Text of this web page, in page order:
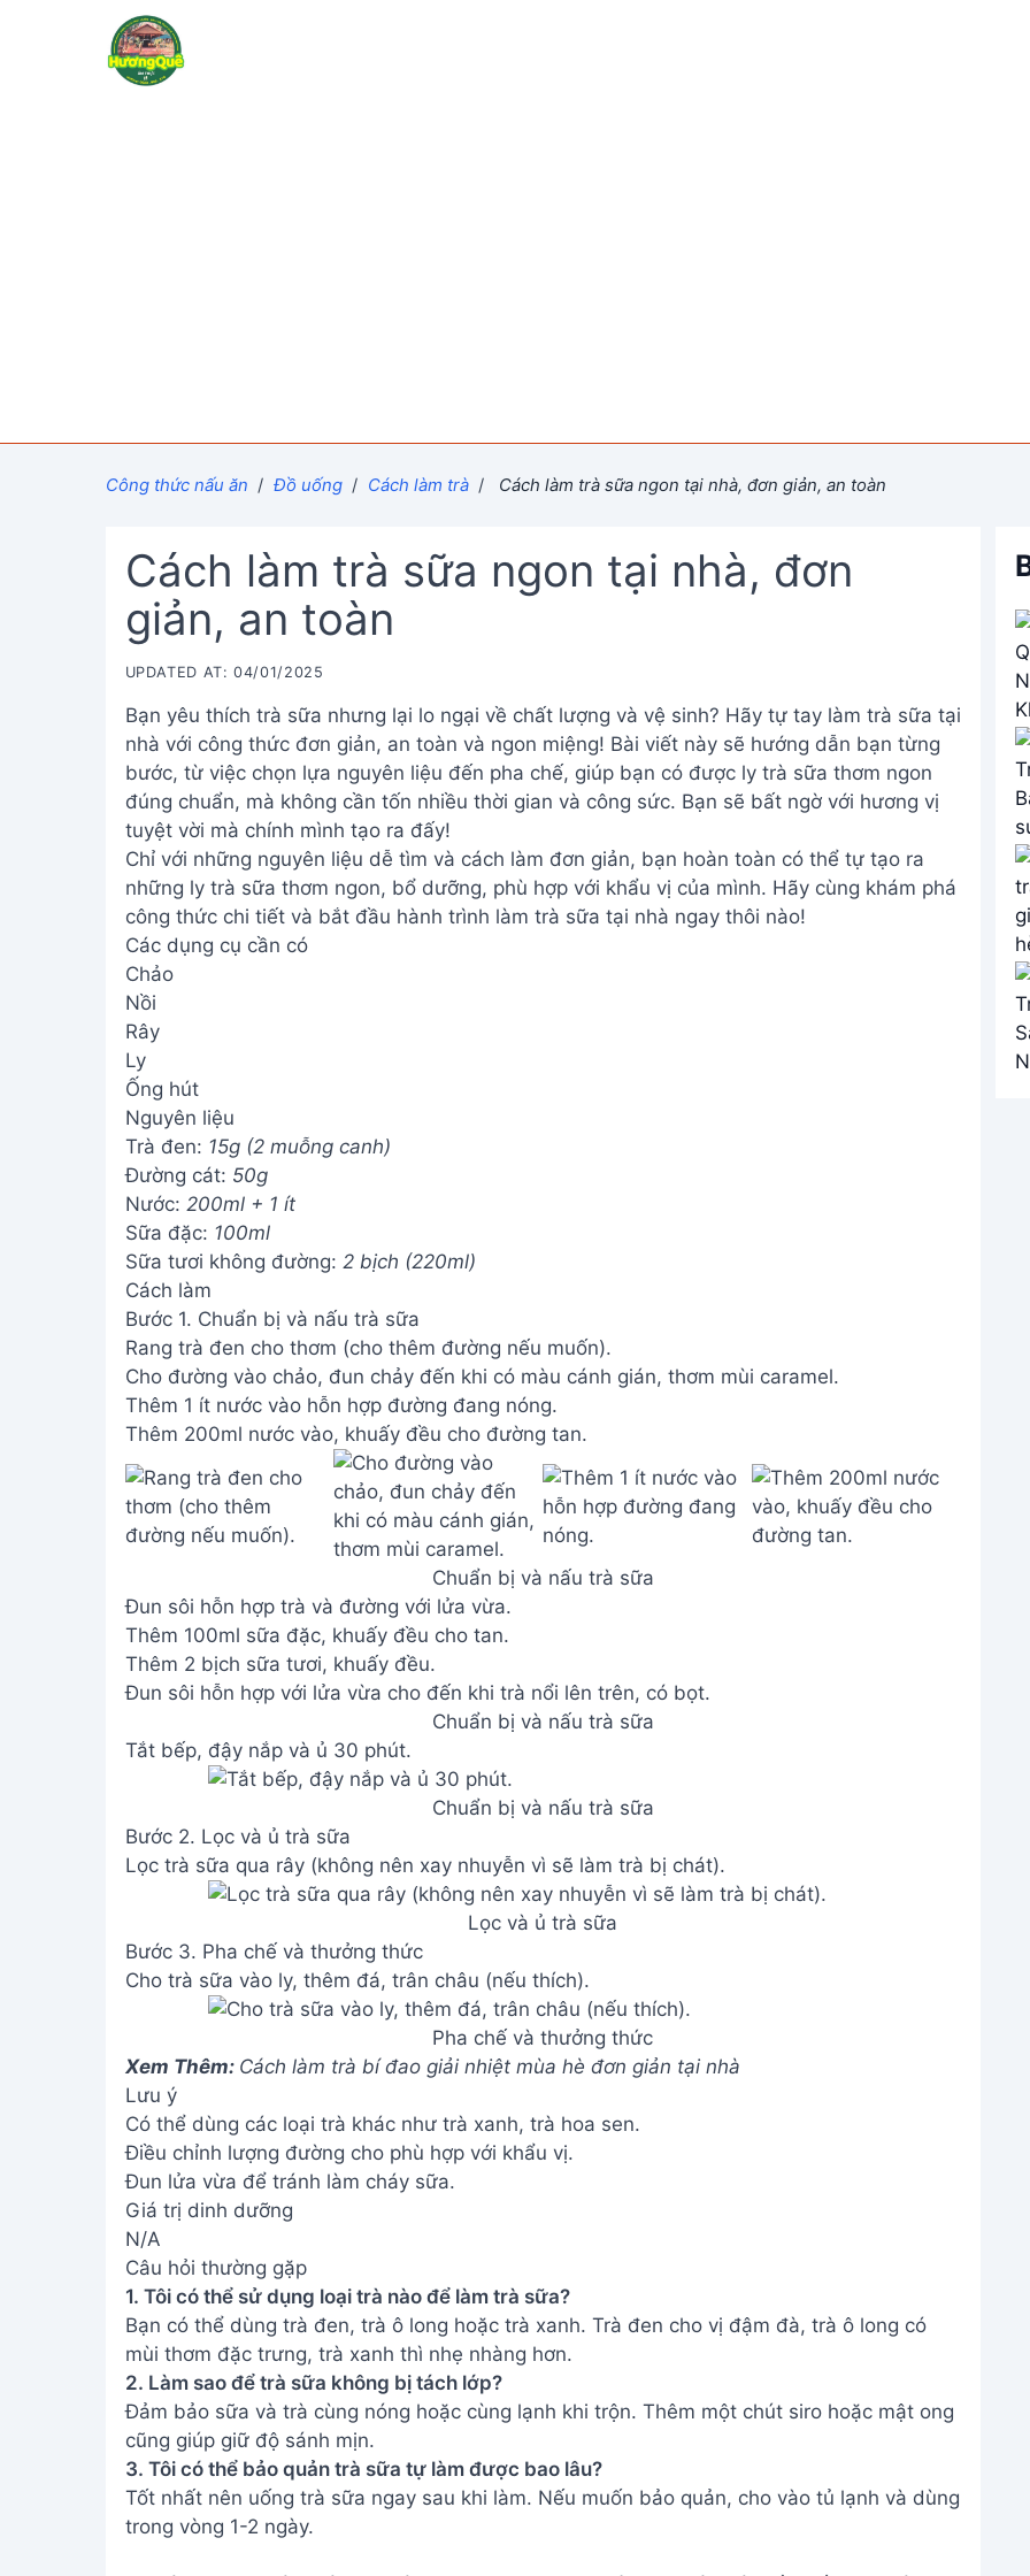
Công thức nấu ăn / Đồ uống / Cách làm trà / Cách làm trà sữa ngon tại nhà, đơn giản, an toàn
Cách làm trà sữa ngon tại nhà, đơn
giản, an toàn
UPDATED AT: 04/01/2025
Bạn yêu thích trà sữa nhưng lại lo ngại về chất lượng và vệ sinh? Hãy tự tay làm trà sữa tại
nhà với công thức đơn giản, an toàn và ngon miệng! Bài viết này sẽ hướng dẫn bạn từng
bước, từ việc chọn lựa nguyên liệu đến pha chế, giúp bạn có được ly trà sữa thơm ngon
đúng chuẩn, mà không cần tốn nhiều thời gian và công sức. Bạn sẽ bất ngờ với hương vị
tuyệt vời mà chính mình tạo ra đấy!
Chỉ với những nguyên liệu dễ tìm và cách làm đơn giản, bạn hoàn toàn có thể tự tạo ra
những ly trà sữa thơm ngon, bổ dưỡng, phù hợp với khẩu vị của mình. Hãy cùng khám phá
công thức chi tiết và bắt đầu hành trình làm trà sữa tại nhà ngay thôi nào!
Các dụng cụ cần có
Chảo
Nồi
Rây
Ly
Ống hút
Nguyên liệu
Trà đen: 15g (2 muỗng canh)
Đường cát: 50g
Nước: 200ml + 1 ít
Sữa đặc: 100ml
Sữa tươi không đường: 2 bịch (220ml)
Cách làm
Bước 1. Chuẩn bị và nấu trà sữa
Rang trà đen cho thơm (cho thêm đường nếu muốn).
Cho đường vào chảo, đun chảy đến khi có màu cánh gián, thơm mùi caramel.
Thêm 1 ít nước vào hỗn hợp đường đang nóng.
Thêm 200ml nước vào, khuấy đều cho đường tan.
Chuẩn bị và nấu trà sữa
Đun sôi hỗn hợp trà và đường với lửa vừa.
Thêm 100ml sữa đặc, khuấy đều cho tan.
Thêm 2 bịch sữa tươi, khuấy đều.
Đun sôi hỗn hợp với lửa vừa cho đến khi trà nổi lên trên, có bọt.
Chuẩn bị và nấu trà sữa
Tắt bếp, đậy nắp và ủ 30 phút.
Chuẩn bị và nấu trà sữa
Bước 2. Lọc và ủ trà sữa
Lọc trà sữa qua rây (không nên xay nhuyễn vì sẽ làm trà bị chát).
Lọc và ủ trà sữa
Bước 3. Pha chế và thưởng thức
Cho trà sữa vào ly, thêm đá, trân châu (nếu thích).
Pha chế và thưởng thức
Xem Thêm: Cách làm trà bí đao giải nhiệt mùa hè đơn giản tại nhà
Lưu ý
Có thể dùng các loại trà khác như trà xanh, trà hoa sen.
Điều chỉnh lượng đường cho phù hợp với khẩu vị.
Đun lửa vừa để tránh làm cháy sữa.
Giá trị dinh dưỡng
N/A
Câu hỏi thường gặp
1. Tôi có thể sử dụng loại trà nào để làm trà sữa?
Bạn có thể dùng trà đen, trà ô long hoặc trà xanh. Trà đen cho vị đậm đà, trà ô long có
mùi thơm đặc trưng, trà xanh thì nhẹ nhàng hơn.
2. Làm sao để trà sữa không bị tách lớp?
Đảm bảo sữa và trà cùng nóng hoặc cùng lạnh khi trộn. Thêm một chút siro hoặc mật ong
cũng giúp giữ độ sánh mịn.
3. Tôi có thể bảo quản trà sữa tự làm được bao lâu?
Tốt nhất nên uống trà sữa ngay sau khi làm. Nếu muốn bảo quản, cho vào tủ lạnh và dùng
trong vòng 1-2 ngày.